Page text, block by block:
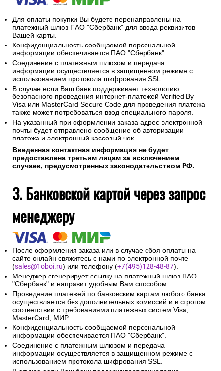
Для оплаты покупки Вы будете перенаправлены на
платежный шлюз ПАО "Сбербанк" для ввода реквизитов
Вашей карты.
Конфиденциальность сообщаемой персональной
информации обеспечивается ПАО "Сбербанк".
Соединение с платежным шлюзом и передача
информации осуществляется в защищенном режиме с
использованием протокола шифрования SSL.
В случае если Ваш банк поддерживает технологию
безопасного проведения интернет-платежей Verified By
Visa или MasterCard Secure Code для проведения платежа
также может потребоваться ввод специального пароля.
На указанный при оформлении заказа адрес электронной
почты будет отправлено сообщение об авторизации
платежа и электронный кассовый чек.
Введенная контактная информация не будет
предоставлена третьим лицам за исключением
случаев, предусмотренных законодательством РФ.
3. Банковской картой через запрос
менеджеру
После оформления заказа или в случае сбоя оплаты на
сайте онлайн свяжитесь с нами по электронной почте
(sales@1oboi.ru) или телефону (+7(495)128-48-87).
Менеджер сгенерирует ссылку на платежный шлюз ПАО
"Сбербанк" и направит удобным Вам способом.
Проведение платежей по банковским картам любого банка
осуществляется без дополнительных комиссий и в строгом
соответствии с требованиями платежных систем Visa,
MasterCard, МИР.
Конфиденциальность сообщаемой персональной
информации обеспечивается ПАО "Сбербанк".
Соединение с платежным шлюзом и передача
информации осуществляется в защищенном режиме с
использованием протокола шифрования SSL.